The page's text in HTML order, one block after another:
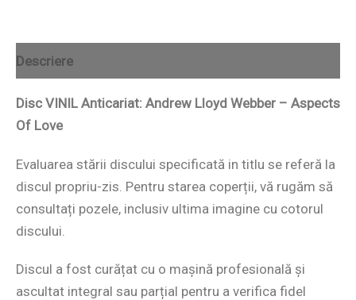
Descriere
Disc VINIL Anticariat: Andrew Lloyd Webber – Aspects
Of Love
Evaluarea stării discului specificată in titlu se referă la
discul propriu-zis. Pentru starea coperții, vă rugăm să
consultați pozele, inclusiv ultima imagine cu cotorul
discului.
Discul a fost curățat cu o mașină profesională și
ascultat integral sau parțial pentru a verifica fidel